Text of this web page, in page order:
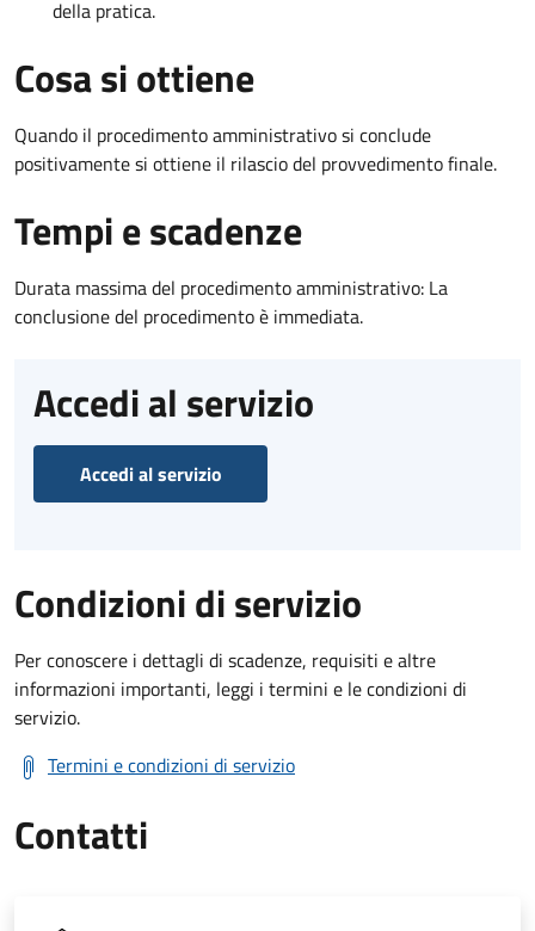
della pratica.
Cosa si ottiene
Quando il procedimento amministrativo si conclude
positivamente si ottiene il rilascio del provvedimento finale.
Tempi e scadenze
Durata massima del procedimento amministrativo: La
conclusione del procedimento è immediata.
Accedi al servizio
Accedi al servizio
Condizioni di servizio
Per conoscere i dettagli di scadenze, requisiti e altre
informazioni importanti, leggi i termini e le condizioni di
servizio.
Termini e condizioni di servizio
Contatti